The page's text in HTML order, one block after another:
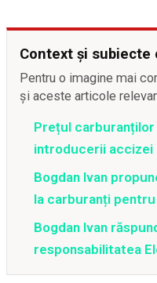
Context și subiecte
Pentru o imagine mai
și aceste articole
Prețul
introducerii accizei
Bogdan Ivan
la carburanți
Bogdan Ivan
responsabilitatea